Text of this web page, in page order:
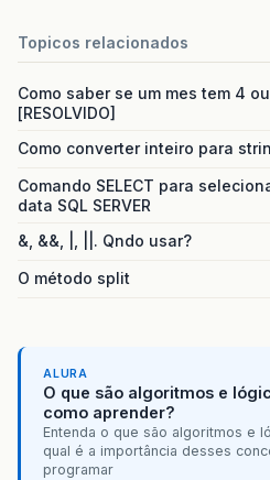
Topicos relacionados
Como saber se um mes tem 4
[RESOLVIDO]
Como converter inteiro para
Comando SELECT para
data SQL SERVER
&, &&, |, ||. Qndo usar?
O método split
ALURA
O que são algoritmos e
como aprender?
Entenda o que são algoritmos e
qual é a importância desses
programar